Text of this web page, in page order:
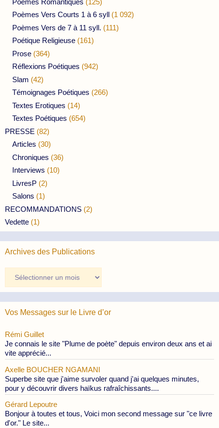
Poèmes Vers Courts 1 à 6 syll (1 092)
Poèmes Vers de 7 à 11 syll. (111)
Poétique Religieuse (161)
Prose (364)
Réflexions Poétiques (942)
Slam (42)
Témoignages Poétiques (266)
Textes Erotiques (14)
Textes Poétiques (654)
PRESSE (82)
Articles (30)
Chroniques (36)
Interviews (10)
LivresP (2)
Salons (1)
RECOMMANDATIONS (2)
Vedette (1)
Archives des Publications
des
Publications
Vos Messages sur le Livre d’or
Rémi Guillet
Je connais le site "Plume de poète" depuis environ deux ans et ai
vite apprécié...
Axelle BOUCHER NGAMANI
Superbe site que j'aime survoler quand j'ai quelques minutes,
pour y découvrir divers haïkus rafraîchissants....
Gérard Lepoutre
Bonjour à toutes et tous, Voici mon second message sur "ce livre
d'or." Le site...